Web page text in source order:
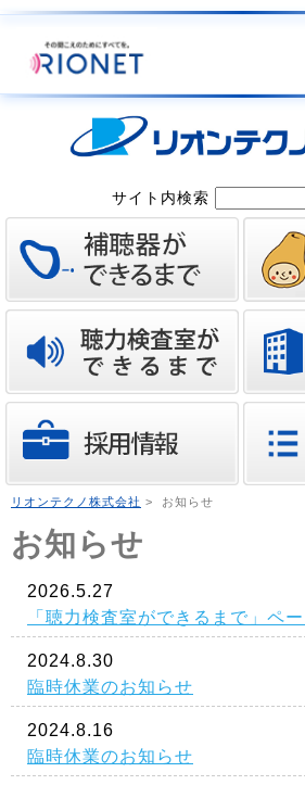
サイト内検索
リオンテクノ株式会社 > お知らせ
お知らせ
2026.5.27
「聴力検査室ができるまで」ペ
2024.8.30
臨時休業のお知らせ
2024.8.16
臨時休業のお知らせ